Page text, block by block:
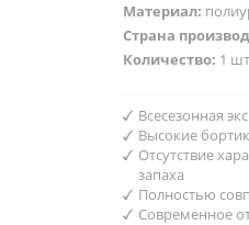
Материал:
Страна
Количество: 1
Всесезонная
Высокие
Отсутствие
запаха
Полностью
Современное